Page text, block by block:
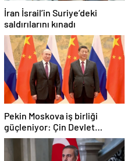
İran İsrail’in Suriye’deki
saldırılarını kınadı
Pekin Moskova iş birliği
güçleniyor: Çin Devlet
Başkanı Zafer Günü için
Rusya’da olacak